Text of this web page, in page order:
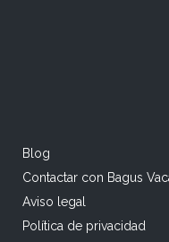
Blog
Contactar con Bagus
Aviso legal
Política de privacidad